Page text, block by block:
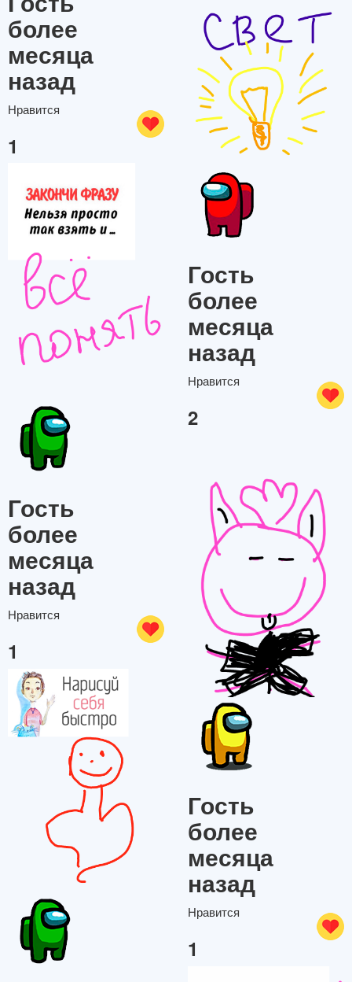
более
месяца
назад
Нравится
1
Гость
более
месяца
назад
Нравится
2
Гость
более
месяца
назад
Нравится
1
Гость
более
месяца
назад
Нравится
1